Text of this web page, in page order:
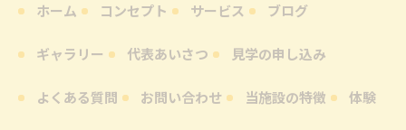
ホーム コンセプト サービス ブログ
ギャラリー 代表あいさつ 見学の申し込み
よくある質問 お問い合わせ 当施設の特徴 体験